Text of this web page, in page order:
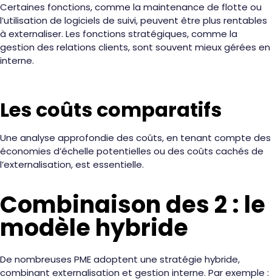
Certaines fonctions, comme la maintenance de flotte ou
l’utilisation de logiciels de suivi, peuvent être plus rentables
à externaliser. Les fonctions stratégiques, comme la
gestion des relations clients, sont souvent mieux gérées en
interne.
Les coûts comparatifs
Une analyse approfondie des coûts, en tenant compte des
économies d’échelle potentielles ou des coûts cachés de
l’externalisation, est essentielle.
Combinaison des 2 : le
modèle hybride
De nombreuses PME adoptent une stratégie hybride,
combinant externalisation et gestion interne. Par exemple :